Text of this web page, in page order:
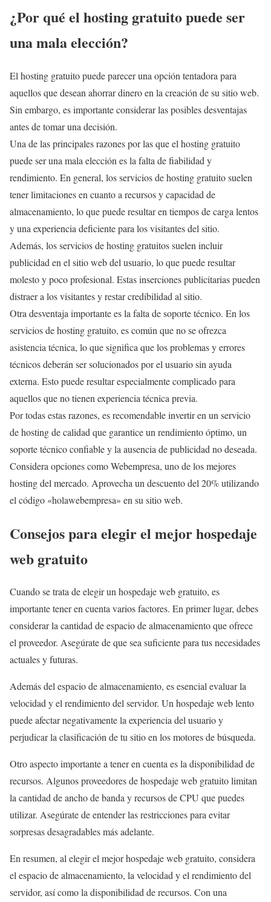
¿Por qué el hosting gratuito puede ser
una mala elección?
El hosting gratuito puede parecer una opción tentadora para
aquellos que desean ahorrar dinero en la creación de su sitio web.
Sin embargo, es importante considerar las posibles desventajas
antes de tomar una decisión.
Una de las principales razones por las que el hosting gratuito
puede ser una mala elección es la falta de fiabilidad y
rendimiento. En general, los servicios de hosting gratuito suelen
tener limitaciones en cuanto a recursos y capacidad de
almacenamiento, lo que puede resultar en tiempos de carga lentos
y una experiencia deficiente para los visitantes del sitio.
Además, los servicios de hosting gratuitos suelen incluir
publicidad en el sitio web del usuario, lo que puede resultar
molesto y poco profesional. Estas inserciones publicitarias pueden
distraer a los visitantes y restar credibilidad al sitio.
Otra desventaja importante es la falta de soporte técnico. En los
servicios de hosting gratuito, es común que no se ofrezca
asistencia técnica, lo que significa que los problemas y errores
técnicos deberán ser solucionados por el usuario sin ayuda
externa. Esto puede resultar especialmente complicado para
aquellos que no tienen experiencia técnica previa.
Por todas estas razones, es recomendable invertir en un servicio
de hosting de calidad que garantice un rendimiento óptimo, un
soporte técnico confiable y la ausencia de publicidad no deseada.
Considera opciones como Webempresa, uno de los mejores
hosting del mercado. Aprovecha un descuento del 20% utilizando
el código «holawebempresa» en su sitio web.
Consejos para elegir el mejor hospedaje
web gratuito
Cuando se trata de elegir un hospedaje web gratuito, es
importante tener en cuenta varios factores. En primer lugar, debes
considerar la cantidad de espacio de almacenamiento que ofrece
el proveedor. Asegúrate de que sea suficiente para tus necesidades
actuales y futuras.
Además del espacio de almacenamiento, es esencial evaluar la
velocidad y el rendimiento del servidor. Un hospedaje web lento
puede afectar negativamente la experiencia del usuario y
perjudicar la clasificación de tu sitio en los motores de búsqueda.
Otro aspecto importante a tener en cuenta es la disponibilidad de
recursos. Algunos proveedores de hospedaje web gratuito limitan
la cantidad de ancho de banda y recursos de CPU que puedes
utilizar. Asegúrate de entender las restricciones para evitar
sorpresas desagradables más adelante.
En resumen, al elegir el mejor hospedaje web gratuito, considera
el espacio de almacenamiento, la velocidad y el rendimiento del
servidor, así como la disponibilidad de recursos. Con una